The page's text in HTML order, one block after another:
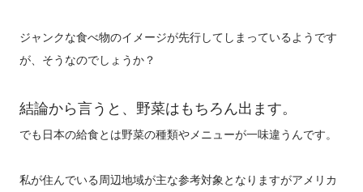
ジャンクな食べ物のイメージが先行してしまっているようです
が、そうなのでしょうか？
結論から言うと、野菜はもちろん出ます。
でも日本の給食とは野菜の種類やメニューが一味違うんです。
私が住んでいる周辺地域が主な参考対象となりますがアメリカ